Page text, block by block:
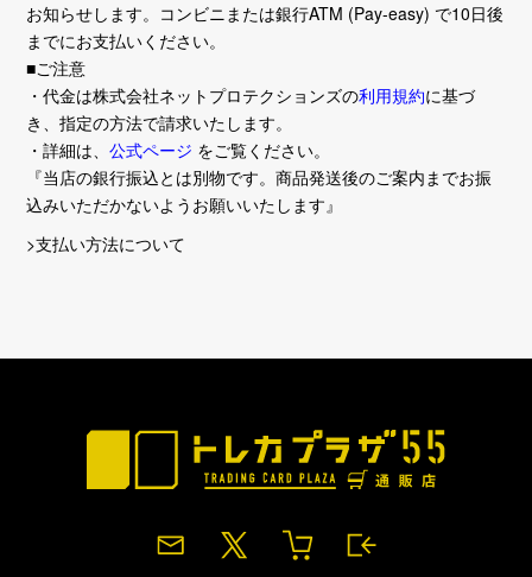
お知らせします。コンビニまたは銀行ATM (Pay-easy) で10日後
までにお支払いください。
■ご注意
・代金は株式会社ネットプロテクションズの利用規約に基づ
き、指定の方法で請求いたします。
・詳細は、公式ページ をご覧ください。
『当店の銀行振込とは別物です。商品発送後のご案内までお振
込みいただかないようお願いいたします』
>支払い方法について